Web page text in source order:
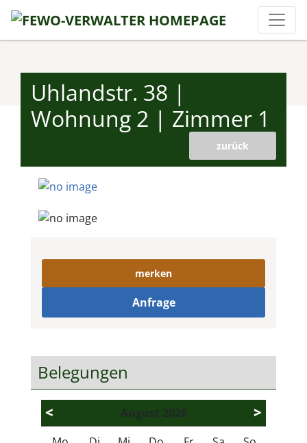
Uhlandstr. 38 |
Wohnung 2 | Zimmer 1
zurück
merken
Anfrage
Belegungen
< August 2026
>